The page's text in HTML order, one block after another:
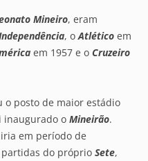
Mineiro, eram
, o Atlético em
em 1957 e o Cruzeiro
o posto de maior estádio
inaugurado o Mineirão.
em período de
do próprio Sete,